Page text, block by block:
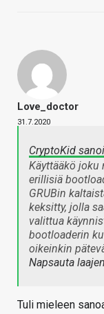
Love_doctor
31.7.2020
CryptoKid sanoi
Käyttääkö joku
erillisiä
GRUBin
keksitty, jolla
valittua
bootloaderin
oikeinkin
Napsauta
Tuli mieleen